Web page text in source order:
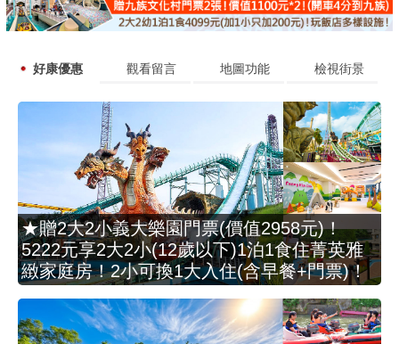
好康優惠 觀看留言 地圖功能 檢視街景
★贈2大2小義大樂園門票(價值2958元)！
5222元享2大2小(12歲以下)1泊1食住菁英雅
緻家庭房！2小可換1大入住(含早餐+門票)！